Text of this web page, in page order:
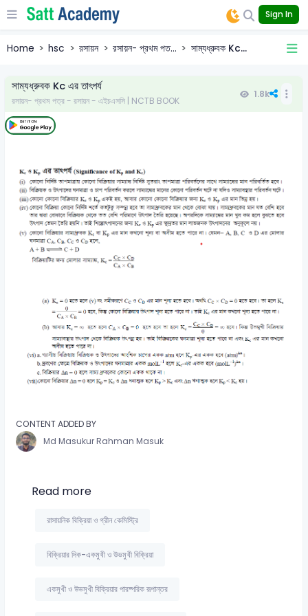
Sign In
Home hsc রসায়ন রসায়ন- প্রথম পত... সাম্যধ্রুবক Kc...
সাম্যধ্রুবক Kc এর তাৎপর্য
রসায়ন- প্রথম পত্র - রসায়ন - এইচএসসি | NCTB BOOK
1.8k
CONTENT ADDED BY
Md Masukur Rahman Masuk
Read more
রাসায়নিক বিক্রিয়া ও গ্রীন কেমিস্ট্রি
বিক্রিয়ার দিক-একমুখী ও উভমুখী বিক্রিয়া
একমুখী ও উভমুখী বিক্রিয়ার পারষ্পরিক রূপান্তর